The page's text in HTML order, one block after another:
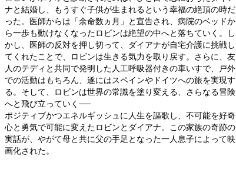
ナと結婚し、もうすぐ子供が生まれるという幸福の絶頂の時だ
った。医師からは「余命数ヵ月」と宣告され、病院のベッドか
ら一歩も動けなくなったロビンは絶望の中へと落ちていく。し
かし、医師の反対を押し切って、ダイアナが自宅介護に挑戦し
てくれたことで、ロビンは生きる気力を取り戻す。さらに、友
人のテディと共同で発明した人工呼吸器付きの車いすで、戸外
での活動はもちろん、遂にはスペインやドイツへの旅を実現す
る。そして、ロビンは世界の常識を塗り変える、さらなる冒険
へと飛び立っていく──
ポジティブかつエネルギッシュに人生を謳歌し、不可能を好奇
心と勇気で可能に変えたロビンとダイアナ。この家族の奇跡の
実話が、やがて母と共に父の手足となった一人息子によって映
画化された。